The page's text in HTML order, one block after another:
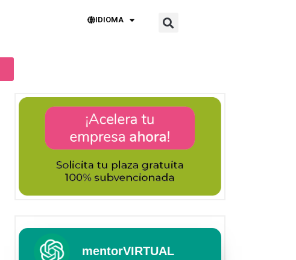
IDIOMA
mentorVIRTUAL